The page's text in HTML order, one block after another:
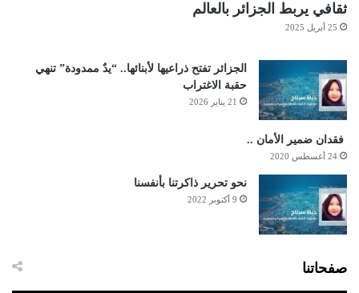
ثقافي يربط الجزائر بالعالم
25 أبريل 2025
الجزائر تفتح ذراعيها لأبنائها.. “يدٌ ممدودة” تنهي
حقبة الاغتراب
21 يناير 2026
فقدان ضمير الأمان ..
24 أغسطس 2020
نحو تحرير ذاكرتنا بأنفسنا
9 أكتوبر 2022
صفحاتنا